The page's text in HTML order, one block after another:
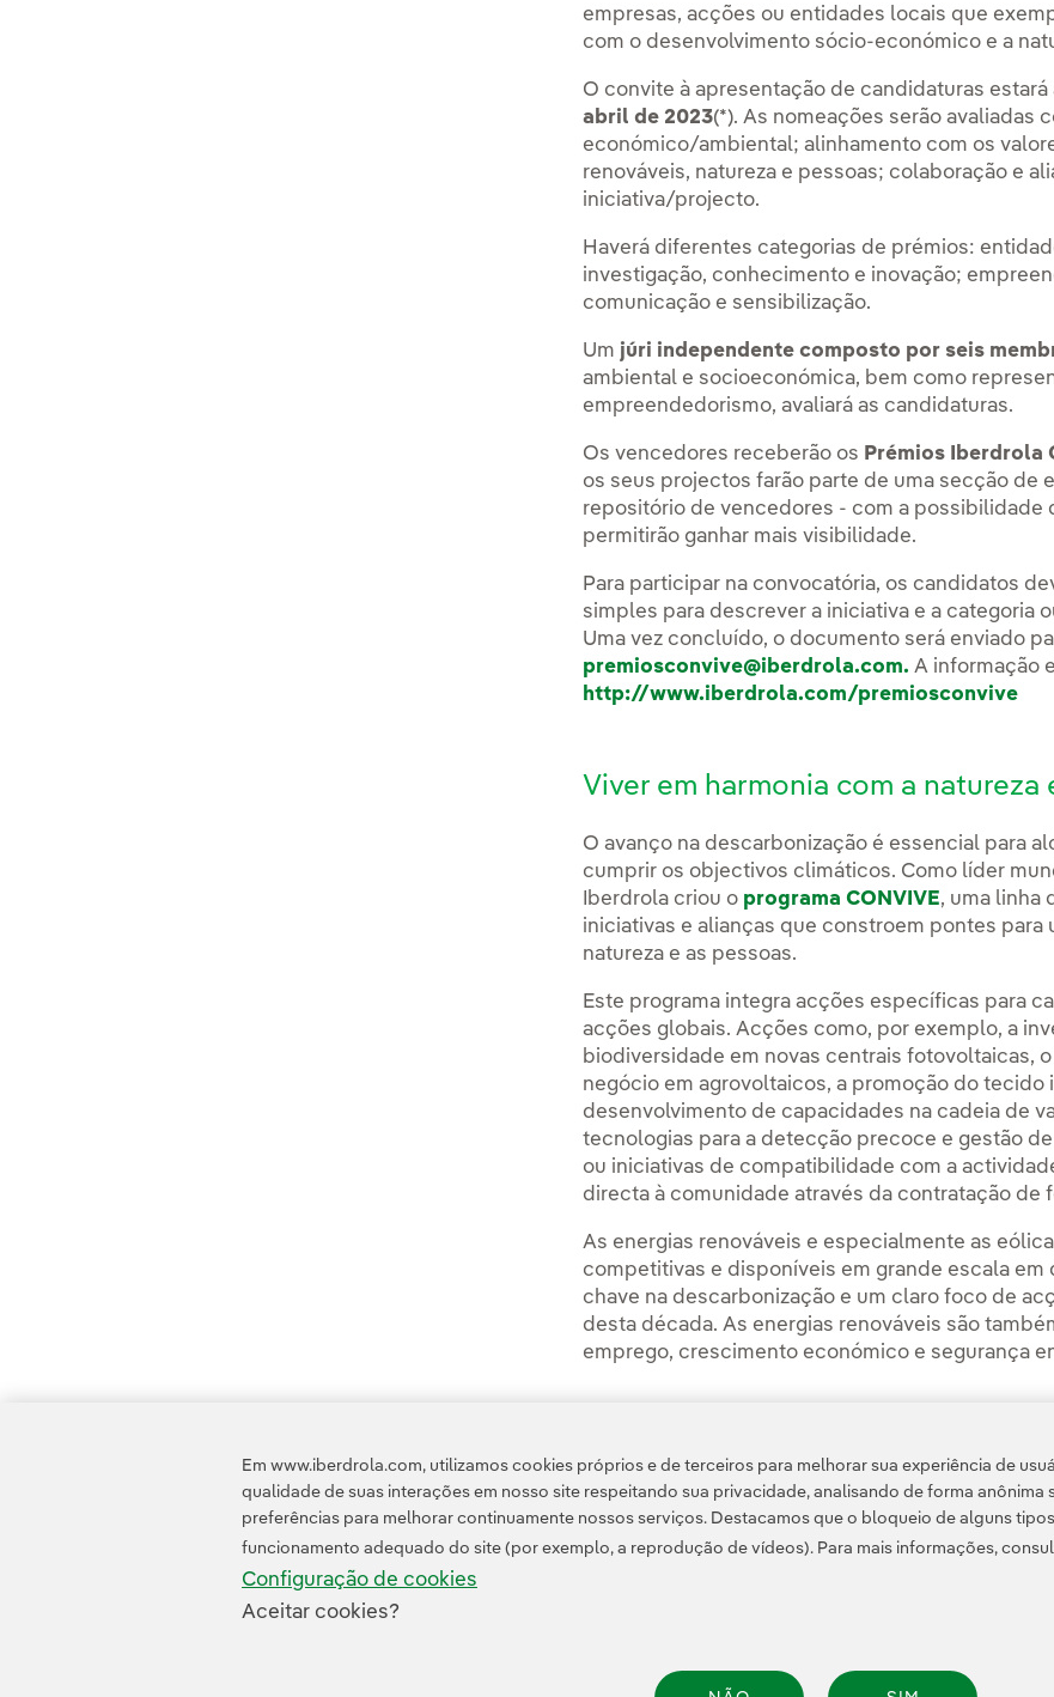
empresas, acções ou entidades locais que
com o desenvolvimento sócio-económico e a
O convite à apresentação de candidaturas
abril de 2023(*). As nomeações serão avaliadas
económico/ambiental; alinhamento com os
renováveis, natureza e pessoas; colaboração e
iniciativa/projecto.
Haverá diferentes categorias de prémios:
investigação, conhecimento e inovação;
comunicação e sensibilização.
Um júri independente composto por seis
ambiental e socioeconómica, bem como
empreendedorismo, avaliará as candidaturas.
Os vencedores receberão os Prémios Iberdrola
os seus projectos farão parte de uma secção de
repositório de vencedores - com a
permitirão ganhar mais visibilidade.
Para participar na convocatória, os candidatos
simples para descrever a iniciativa e a categoria
Uma vez concluído, o documento será enviado
premiosconvive@iberdrola.com. A informação
http://www.iberdrola.com/premiosconvive
Viver em harmonia com a natureza
O avanço na descarbonização é essencial para
cumprir os objectivos climáticos. Como líder
Iberdrola criou o programa CONVIVE, uma linha
iniciativas e alianças que constroem pontes para
natureza e as pessoas.
Este programa integra acções específicas para
acções globais. Acções como, por exemplo, a
biodiversidade em novas centrais fotovoltaicas,
negócio em agrovoltaicos, a promoção do
desenvolvimento de capacidades na cadeia de
tecnologias para a detecção precoce e gestão
ou iniciativas de compatibilidade com a
directa à comunidade através da contratação de
As energias renováveis e especialmente as
competitivas e disponíveis em grande escala em
chave na descarbonização e um claro foco de
desta década. As energias renováveis são
emprego, crescimento económico e segurança
Transparência no uso da IA Política de cookies
Em www.iberdrola.com, utilizamos cookies próprios e de terceiros para melhorar sua experiência de
qualidade de suas interações em nosso site respeitando sua privacidade, analisando de forma anônima
preferências para melhorar continuamente nossos serviços. Destacamos que o bloqueio de alguns
funcionamento adequado do site (por exemplo, a reprodução de vídeos). Para mais informações,
Configuração de cookies
Aceitar cookies?